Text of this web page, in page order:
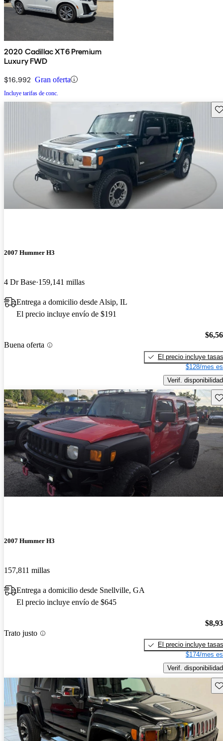
2020 Cadillac XT6 Premium
Luxury FWD
$16,992 Gran oferta
Incluye tarifas de conc.
2007 Hummer H3
4 Dr Base 159,141 millas
Entrega a domicilio desde Alsip, IL
El precio incluye envío de $191
Buena oferta
El precio incluye tasas
$128/mes
Verif. disponibilidad
2007 Hummer H3
157,811 millas
Entrega a domicilio desde Snellville, GA
El precio incluye envío de $645
Trato justo
El precio incluye tasas
$174/mes
Verif. disponibilidad